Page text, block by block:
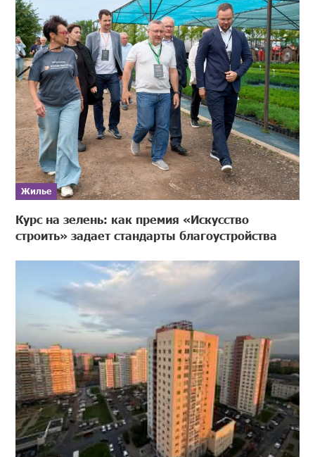
Жилье
Курс на зелень: как премия «Искусство
строить» задает стандарты благоустройства